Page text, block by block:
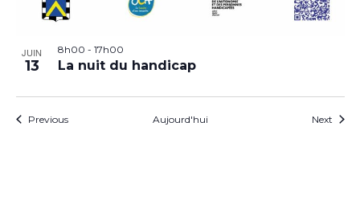
JUIN
13
8h00 - 17h00
La nuit du handicap
PreviousÉvènements Aujourd'hui Next